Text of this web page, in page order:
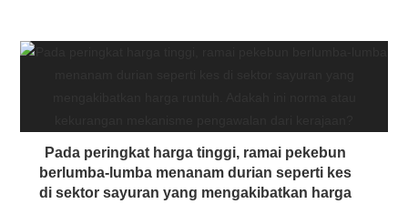
Pada peringkat harga tinggi, ramai pekebun
berlumba-lumba menanam durian seperti kes
di sektor sayuran yang mengakibatkan harga